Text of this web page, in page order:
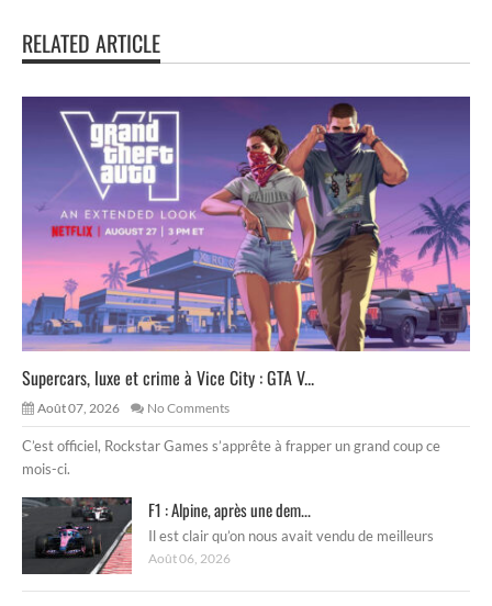
RELATED ARTICLE
Supercars, luxe et crime à Vice City : GTA V...
Août 07, 2026 No Comments
C’est officiel, Rockstar Games s’apprête à frapper un grand coup ce
mois-ci.
F1 : Alpine, après une dem...
Il est clair qu’on nous avait vendu de meilleurs
Août 06, 2026